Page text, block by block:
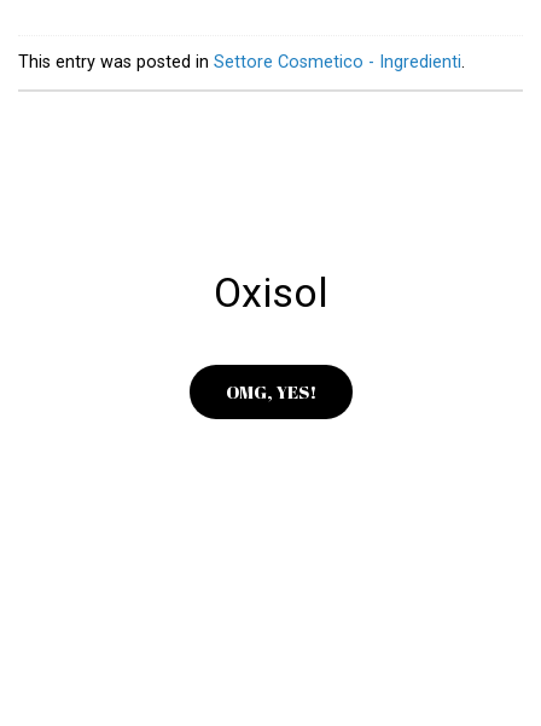
This entry was posted in Settore Cosmetico - Ingredienti.
Oxisol
OMG, YES!